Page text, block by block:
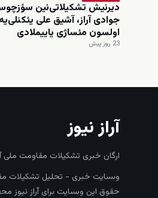
دیرنیش تشکیلاتی‌نین
جوادی آراز، آشیق علی
اولسون مئساژی یاییملادی
23 روز پیش
آراز نیوز
ارگان خبری تشکیلات مقاومت ملی
وبسایت خبری - تحلیل تشکیلات
حقوق این وبسایت برای آراز نیوز